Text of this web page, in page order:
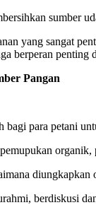
sumber
yang sangat
berperan penting
Pangan
para petani
berdiskusi